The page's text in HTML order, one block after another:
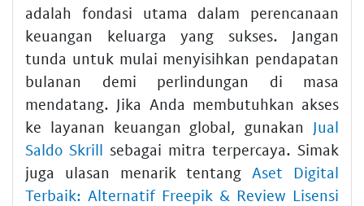
adalah fondasi utama dalam perencanaan
keuangan keluarga yang sukses. Jangan
tunda untuk mulai menyisihkan pendapatan
bulanan demi perlindungan di masa
mendatang. Jika Anda membutuhkan akses
ke layanan keuangan global, gunakan Jual
Saldo Skrill sebagai mitra terpercaya. Simak
juga ulasan menarik tentang Aset Digital
Terbaik: Alternatif Freepik & Review Lisensi